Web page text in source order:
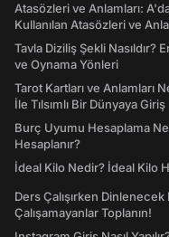
Atasözleri ve Anlamları:
Kullanılan Atasözleri ve
Tavla Diziliş Şekli Nasıldır?
ve Oynama Yönleri
Tarot Kartları ve Anlamları
İle Tılsımlı Bir Dünyaya Giriş
Burç Uyumu Hesaplama
Hesaplanır?
İdeal Kilo Nedir? İdeal Kilo
Ders Çalışırken
Çalışamayanlar Toplanın!